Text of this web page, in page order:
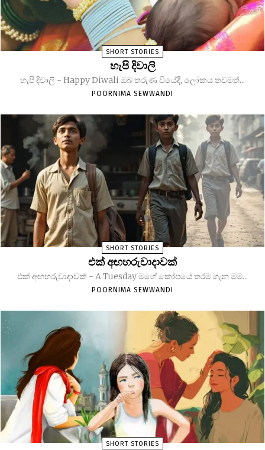
SHORT STORIES
හැපි දිවාලි
හැපි දිවාලි - Happy Diwali ඔබ තරුණ වියේදී, ලෝකය තවමත්...
POORNIMA SEWWANDI
SHORT STORIES
එක් අඟහරුවාදාවක්
එක් අඟහරුවාදාවක් - A Tuesday මගේ කෝපයේ තරම ගැන මම...
POORNIMA SEWWANDI
SHORT STORIES